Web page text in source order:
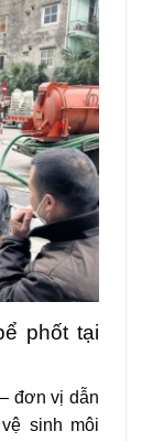
phốt tại
đơn vị dẫn
sinh môi